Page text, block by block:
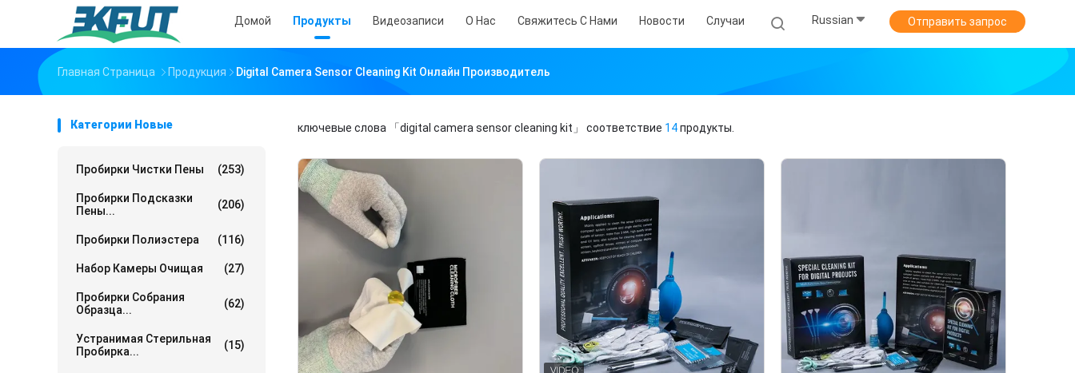
Домой Продукты Видеозаписи О Нас Свяжитесь С Нами Новости Случаи Russian Отправить запрос
Главная Страница Продукция Digital Camera Sensor Cleaning Kit Онлайн Производитель
Категории Новые
Пробирки Чистки Пены (253)
Пробирки Подсказки
Пены...
(206)
Пробирки Полиэстера (116)
Набор Камеры Очищая (27)
Пробирки Собрания
Образца...
(62)
Устранимая Стерильная
Пробирка...
(15)
ключевые слова 「digital camera sensor cleaning kit」 соответствие 14продукты.